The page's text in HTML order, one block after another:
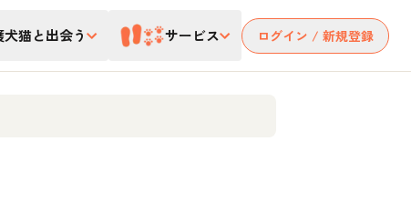
犬猫と出会う サービス ログイン / 新規登録